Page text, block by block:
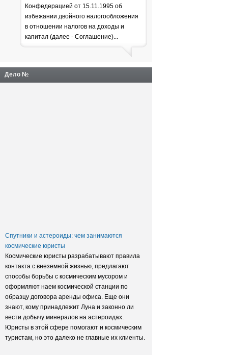
Генпрокуратура
раскритиковала положение
дел в лесной отрасли
Конфедерацией от 15.11.1995 об
избежании двойного налогообложения
в отношении налогов на доходы и
капитал (далее - Соглашение)...
Дело №
Спутники и астероиды: чем занимаются
космические юристы
Космические юристы разрабатывают правила
контакта с внеземной жизнью, предлагают
способы борьбы с космическим мусором и
оформляют наем космической станции по
образцу договора аренды офиса. Еще они
знают, кому принадлежит Луна и законно ли
вести добычу минералов на астероидах.
Юристы в этой сфере помогают и космическим
туристам, но это далеко не главные их клиенты.